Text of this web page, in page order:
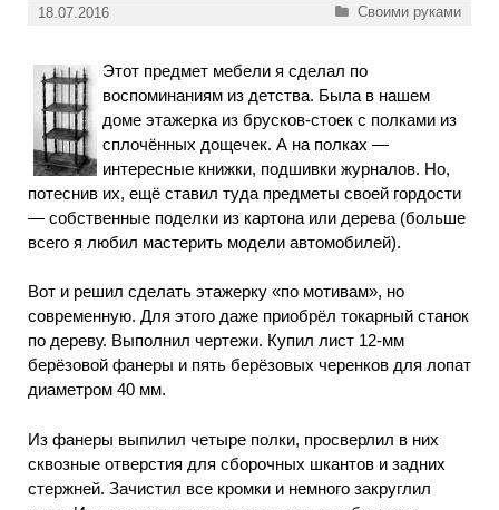
18.07.2016 Рубрики
Своими руками
Этот предмет мебели я сделал по
воспоминаниям из детства. Была в нашем
доме этажерка из брусков-стоек с полками из
сплочённых дощечек. А на полках —
интересные книжки, подшивки журналов. Но,
потеснив их, ещё ставил туда предметы своей гордости
— собственные поделки из картона или дерева (больше
всего я любил мастерить модели автомобилей).
Вот и решил сделать этажерку «по мотивам», но
современную. Для этого даже приобрёл токарный станок
по дереву. Выполнил чертежи. Купил лист 12-мм
берёзовой фанеры и пять берёзовых черенков для лопат
диаметром 40 мм.
Из фанеры выпилил четыре полки, просверлил в них
сквозные отверстия для сборочных шкантов и задних
стержней. Зачистил все кромки и немного закруглил